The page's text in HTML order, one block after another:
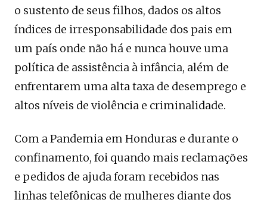
o sustento de seus filhos, dados os altos
índices de irresponsabilidade dos pais em
um país onde não há e nunca houve uma
política de assistência à infância, além de
enfrentarem uma alta taxa de desemprego e
altos níveis de violência e criminalidade.
Com a Pandemia em Honduras e durante o
confinamento, foi quando mais reclamações
e pedidos de ajuda foram recebidos nas
linhas telefônicas de mulheres diante dos